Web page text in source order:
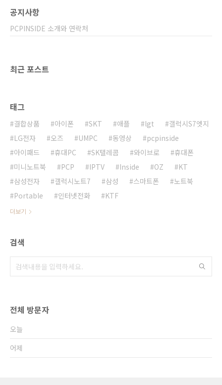
공지사항
PCPINSIDE 소개와 연락처
최근 포스트
태그
결합상품 아이폰 SKT 애플 lgt
갤럭시S7엣지
LG전자
오즈 UMPC 동영상
pcpinside
아이패드
휴대PC SK텔레콤 와이브로
휴대폰
미니노트북
PCP IPTV Inside OZ
KT
삼성전자
갤럭시노트7 삼성 스마트폰
노트북
Portable
인터넷전화 KTF
더보기
검색
전체 방문자
오늘
어제